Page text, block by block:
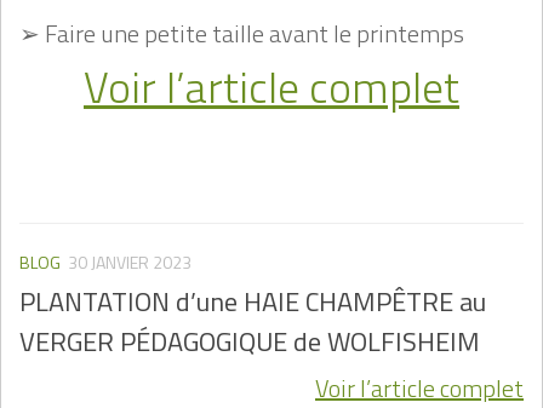
➢ Faire une petite taille avant le printemps
Voir l’article complet
BLOG 30 JANVIER 2023
PLANTATION d’une HAIE CHAMPÊTRE au
VERGER PÉDAGOGIQUE de WOLFISHEIM
Voir l’article complet